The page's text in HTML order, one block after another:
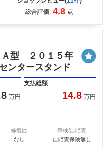
総合評価: 4.8 点
型 ２０１５年
タースタンド
万円
支払総額
14.8 万円
修復歴
なし
車検/自賠責
自賠責保険無し